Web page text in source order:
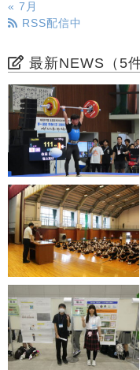
« 7月
RSS配信中
最新NEWS（5件